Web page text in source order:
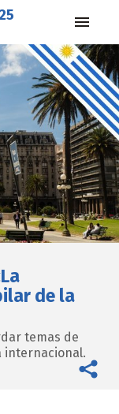
de la
temas de
internacional.